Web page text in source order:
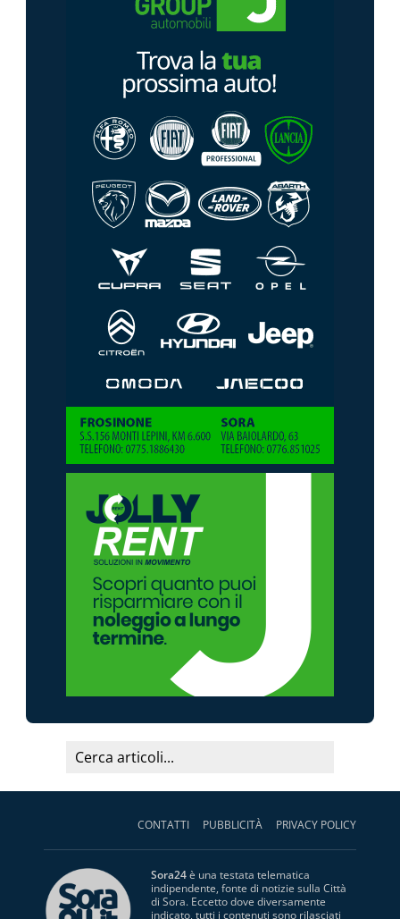
CONTATTI PUBBLICITÀ PRIVACY POLICY
Sora24è una testata telematica
indipendente, fonte di notizie sulla Città
di Sora. Eccetto dove diversamente
indicato, tutti i contenuti sono rilasciati